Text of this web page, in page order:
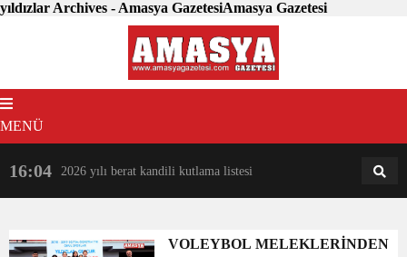
yıldızlar Archives - Amasya GazetesiAmasya Gazetesi
MENÜ
16:04 2026 yılı berat kandili kutlama listesi 18:31
VOLEYBOL MELEKLERİNDEN